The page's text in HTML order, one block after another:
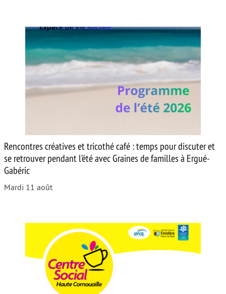
Rencontres créatives et tricothé café : temps pour discuter et
se retrouver pendant l’été avec Graines de familles à Ergué-
Gabéric
Mardi 11 août